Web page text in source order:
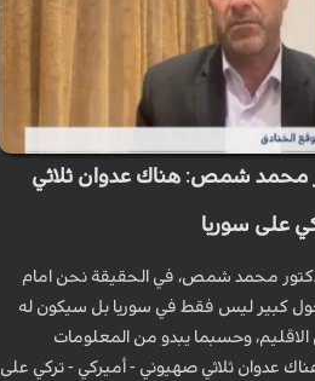
محمد شمص: هناك عدوان ثلاثي
على سوريا
محمد شمص، في الحقيقة نحن امام
كبير ليس فقط في سوريا بل سيكون له
الاقليم، وحسبما يبدو من المعلومات
عدوان ثلاثي صهيوني - أميركي - تركي على